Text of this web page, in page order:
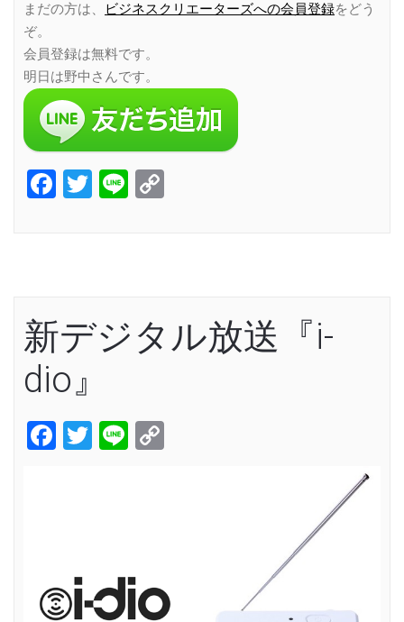
まだの方は、
ビジネスクリエーターズへの会員登録をどう
ぞ。
会員登録は無料です。
明日は野中さんです。
Facebook
Twitter
Line
新デジタル放送『i-
dio』
Facebook
Twitter
Line